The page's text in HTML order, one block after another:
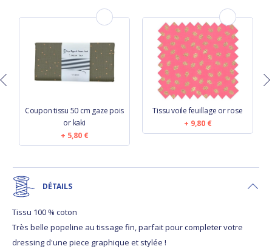
Coupon tissu 50 cm gaze pois
or kaki
5,80 €
Tissu voile feuillage or rose
9,80 €
DÉTAILS
Tissu 100 % coton
Très belle popeline au tissage fin, parfait pour completer votre
dressing d'une piece graphique et stylée !